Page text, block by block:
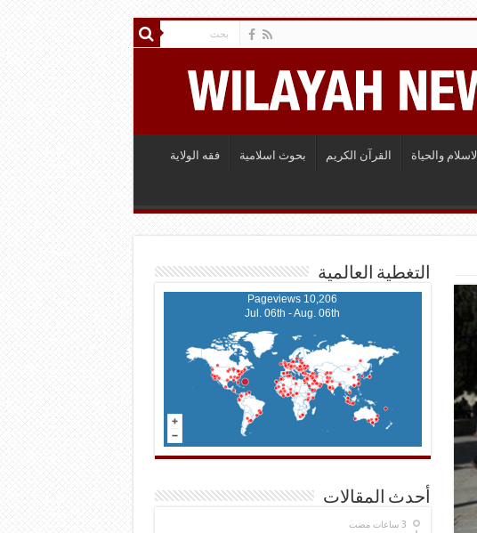
الاسلام والحياة القرآن الكريم بحوث اسلامية فقه الولاية
التغطية العالمية
10,206 Pageviews
Jul. 06th - Aug. 06th
أحدث المقالات